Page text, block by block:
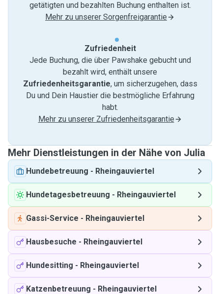
getätigten und bezahlten Buchung enthalten ist.
Mehr zu unserer Sorgenfreigarantie
Zufriedenheit
Jede Buchung, die über Pawshake gebucht und
bezahlt wird, enthält unsere
Zufriedenheitsgarantie, um sicherzugehen, dass
Du und Dein Haustier die bestmögliche Erfahrung
habt.
Mehr zu unserer Zufriedenheitsgarantie
Mehr Dienstleistungen in der Nähe von Julia
Hundebetreuung - Rheingauviertel
Hundetagesbetreuung - Rheingauviertel
Gassi-Service - Rheingauviertel
Hausbesuche - Rheingauviertel
Hundesitting - Rheingauviertel
Katzenbetreuung - Rheingauviertel